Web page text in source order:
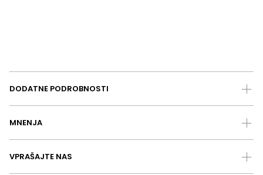
DODATNE PODROBNOSTI
MNENJA
VPRAŠAJTE NAS